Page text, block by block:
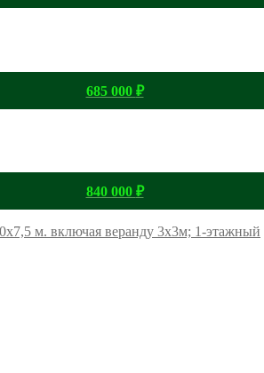
685 000 ₽
840 000 ₽
м. включая веранду 3х3м; 1-этажный